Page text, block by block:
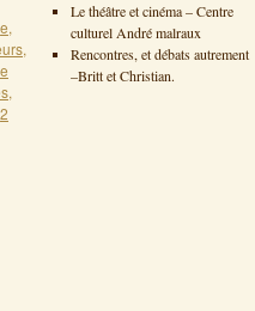
,
,
,
2
Le théâtre et cinéma – Centre
culturel André malraux
Rencontres, et débats autrement
–Britt et Christian.